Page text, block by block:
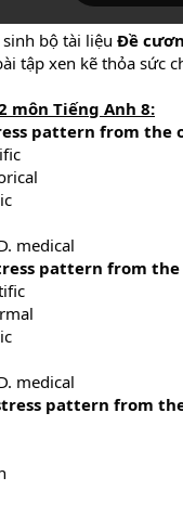
bộ tài liệu Đề
tập xen kẽ thỏa sức
môn Tiếng Anh 8:
pattern from the
medical
pattern from the
medical
pattern from